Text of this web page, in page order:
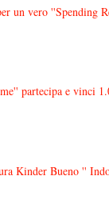
un vero ''Spending
partecipa e vinci
Kinder Bueno ''